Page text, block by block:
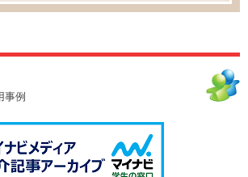
事例